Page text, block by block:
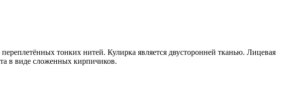
тонких нитей. Кулирка является двусторонней тканью. Лицевая
в виде сложенных кирпичиков.